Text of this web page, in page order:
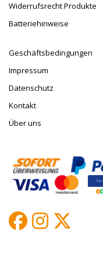
Widerrufsrecht Produkte
Batteriehinweise
Geschäftsbedingungen
Impressum
Datenschutz
Kontakt
Über uns